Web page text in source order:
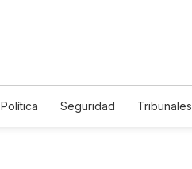
Política Seguridad Tribunales